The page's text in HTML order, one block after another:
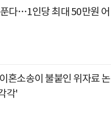
다…1인당 최대 50만원 어
혼소송이 불붙인 위자료 논
각'